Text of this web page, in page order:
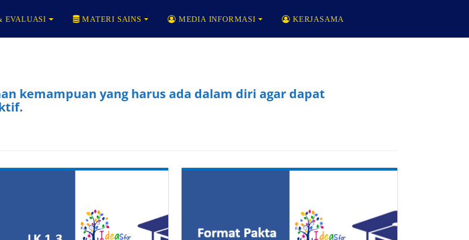
EVALUASI MATERI SAINS MEDIA INFORMASI KERJASAMA
kemampuan yang harus ada dalam diri agar dapat